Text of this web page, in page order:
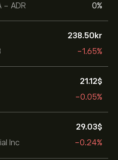
- ADR
0%
238.50‎kr‎
-1.65%
21.12‎$‎
-0.05%
Inc
29.03‎$‎
-0.24%